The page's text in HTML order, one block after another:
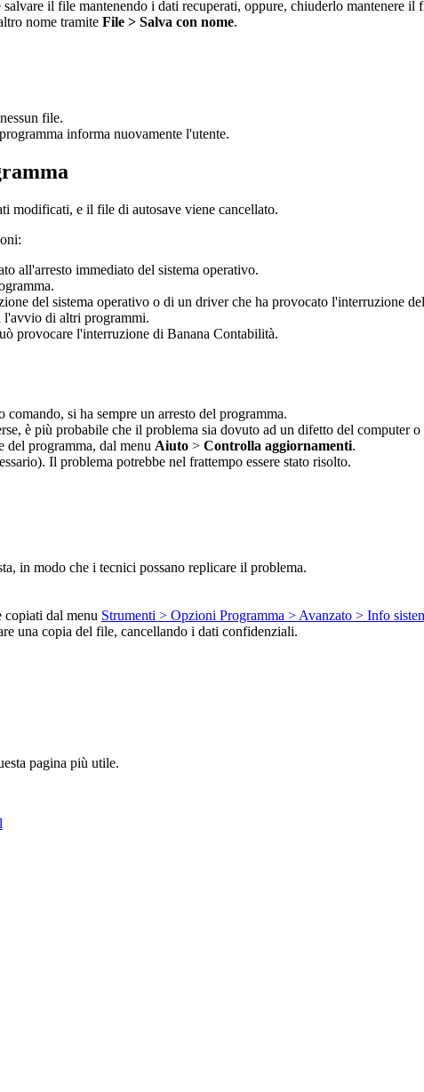
il file mantenendo i dati recuperati, oppure, chiuderlo mantenere il
nome tramite File > Salva con nome.
file.
informa nuovamente l'utente.
modificati, e il file di autosave viene cancellato.
all'arresto immediato del sistema operativo.
del sistema operativo o di un driver che ha provocato l'interruzione
l'avvio di altri programmi.
provocare l'interruzione di Banana Contabilità.
si ha sempre un arresto del programma.
è più probabile che il problema sia dovuto ad un difetto del computer
del programma, dal menu Aiuto > Controlla aggiornamenti.
Il problema potrebbe nel frattempo essere stato risolto.
in modo che i tecnici possano replicare il problema.
copiati dal menu Strumenti > Opzioni Programma > Avanzato > Info
una copia del file, cancellando i dati confidenziali.
pagina più utile.